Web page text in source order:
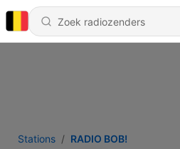
Stations RADIO BOB!